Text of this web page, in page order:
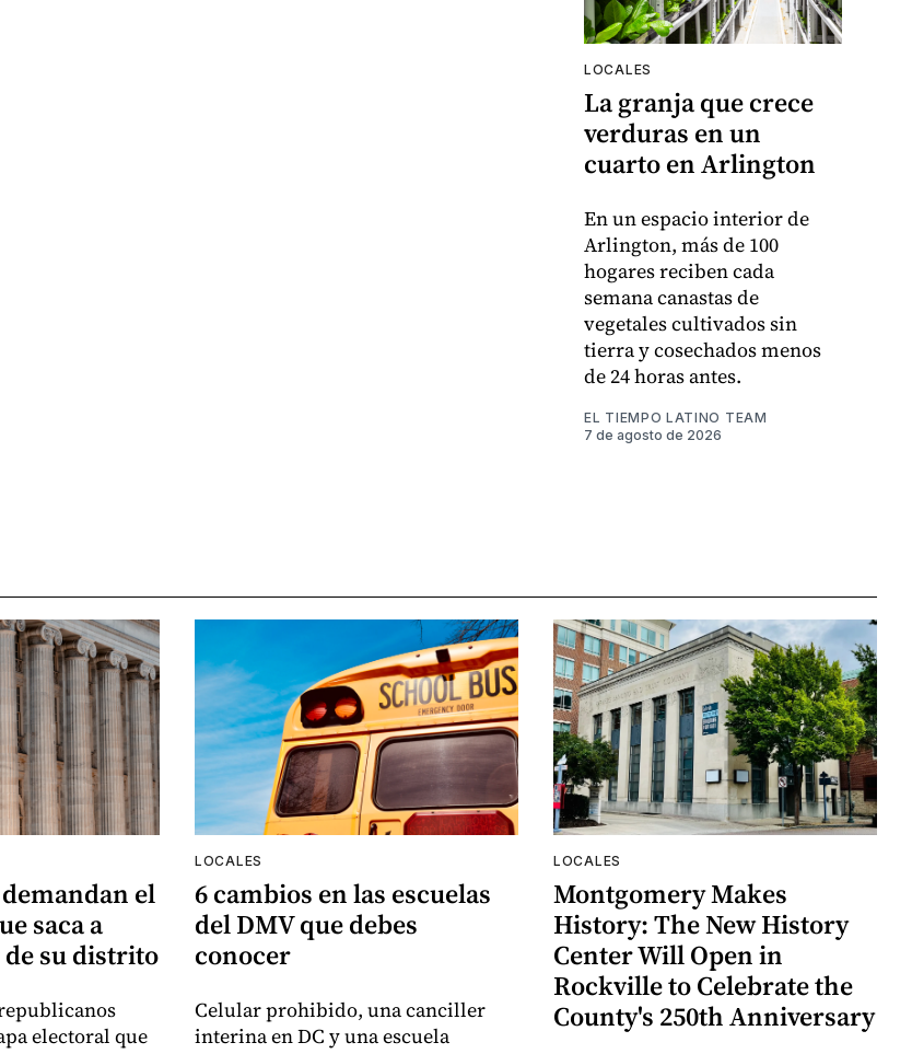
LOCALES
La granja que crece
verduras en un
cuarto en Arlington
En un espacio interior de
Arlington, más de 100
hogares reciben cada
semana canastas de
vegetales cultivados sin
tierra y cosechados menos
de 24 horas antes.
EL TIEMPO LATINO TEAM
7 de agosto de 2026
el
saca a
su distrito
electoral que
LOCALES
6 cambios en las escuelas
del DMV que debes
conocer
Celular prohibido, una canciller
interina en DC y una escuela
LOCALES
Montgomery Makes
History: The New History
Center Will Open in
Rockville to Celebrate the
County's 250th Anniversary